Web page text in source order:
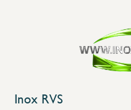
Inox RVS